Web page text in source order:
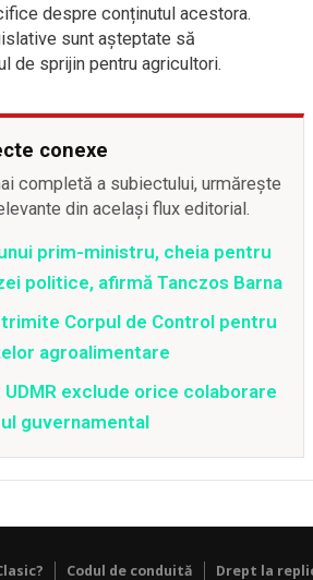
despre conținutul acestora.
sunt așteptate să
de sprijin pentru agricultori.
conexe
completă a subiectului, urmărește
din același flux editorial.
prim-ministru, cheia pentru
politice, afirmă Tanczos Barna
Corpul de Control pentru
agroalimentare
UDMR exclude orice colaborare
guvernamental
Codul de conduită Drept la